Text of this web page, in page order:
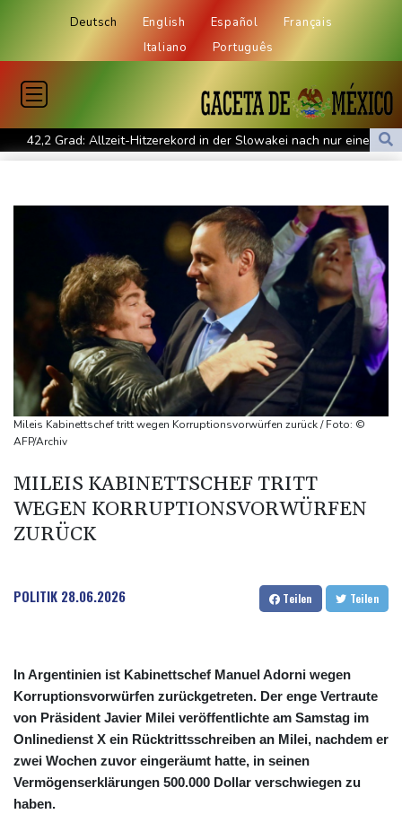
Deutsch English Español
Français
Italiano
Português
42,2 Grad: Allzeit-Hitzerekord in der Slowakei nach nur einem
Tag gebrochen
Tour de France Femmes: Lippert sprintet am Etappensieg vorbei
Schwimm-EM: Hentschel/Müller gewinnen Synchron-Bronze
Höhere Trassenpreise: Länder drohen mit Klage
RWE gibt Offshore-Windparkprojekte in den USA auf
Mindestens 38 Soldaten bei Angriffen im Jemen getötet - Huthis
reklamieren Attacke
UEFA hält an FIFA-Boykott fest
Niedrigwasser: Bilger für Aussetzung von Sonn- und
Feiertagsfahrverbot für Lkw
Mileis Kabinettschef tritt wegen Korruptionsvorwürfen zurück / Foto: ©
AFP/Archiv
MILEIS KABINETTSCHEF TRITT
WEGEN KORRUPTIONSVORWÜRFEN
ZURÜCK
POLITIK 28.06.2026 Teilen Teilen
In Argentinien ist Kabinettschef Manuel Adorni wegen
Korruptionsvorwürfen zurückgetreten. Der enge Vertraute
von Präsident Javier Milei veröffentlichte am Samstag im
Onlinedienst X ein Rücktrittsschreiben an Milei, nachdem er
zwei Wochen zuvor eingeräumt hatte, in seinen
Vermögenserklärungen 500.000 Dollar verschwiegen zu
haben.